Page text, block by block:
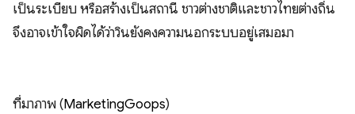
เป็นระเบียบ หรือสร้างเป็นสถานี ชาวต่างชาติและชาวไทยต่างถิ่น
จึงอาจเข้าใจผิดได้ว่าวินยังคงความนอกระบบอยู่เสมอมา
ที่มาภาพ (MarketingGoops)